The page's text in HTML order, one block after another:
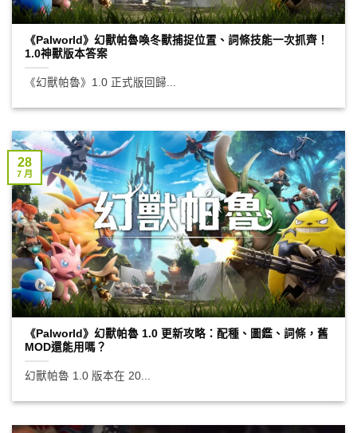
《Palworld》幻獸帕魯喚冬獸捕捉位置、詞條技能一次抓齊！
1.0神獸版本答案
《幻獸帕魯》1.0 正式版回歸...
《Palworld》幻獸帕魯 1.0 更新攻略：配種、圖鑑、詞條，舊
MOD還能用嗎？
幻獸帕魯 1.0 版本在 20...
28
7 月